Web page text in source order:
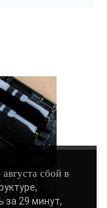
сбой в
за 29 минут,